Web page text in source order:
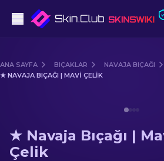
Orta seviye
Dürbünlü Tüfek
ANA SAYFA BIÇAKLAR
NAVAJA BIÇAĞI
★ NAVAJA BIÇAĞI | MAVI ÇELIK
★ Navaja Bıçağı |
Çelik